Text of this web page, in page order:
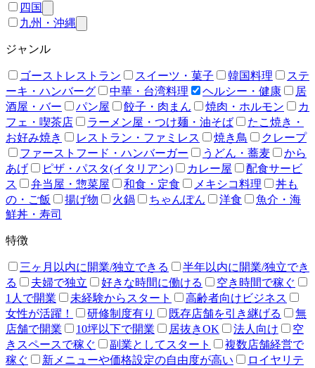
四国
九州・沖縄
ジャンル
ゴーストレストラン スイーツ・菓子 韓国料理
ステ
ーキ・ハンバーグ
中華・台湾料理 ヘルシー・健康
居
酒屋・バー
パン屋 餃子・肉まん 焼肉・ホルモン
カ
フェ・喫茶店
ラーメン屋・つけ麺・油そば
たこ焼き・
お好み焼き
レストラン・ファミレス 焼き鳥
クレープ
ファーストフード・ハンバーガー
うどん・蕎麦
から
あげ
ピザ・パスタ(イタリアン) カレー屋
配食サービ
ス
弁当屋・惣菜屋 和食・定食 メキシコ料理
丼も
の・ご飯
揚げ物 火鍋 ちゃんぽん 洋食
魚介・海
鮮丼・寿司
特徴
三ヶ月以内に開業/独立できる
半年以内に開業/独立でき
る
夫婦で独立 好きな時間に働ける
空き時間で稼ぐ
1人で開業
未経験からスタート
高齢者向けビジネス
女性が活躍！
研修制度有り 既存店舗を引き継げる
無
店舗で開業
10坪以下で開業 居抜きOK 法人向け
空
きスペースで稼ぐ
副業としてスタート
複数店舗経営で
稼ぐ
新メニューや価格設定の自由度が高い
ロイヤリテ